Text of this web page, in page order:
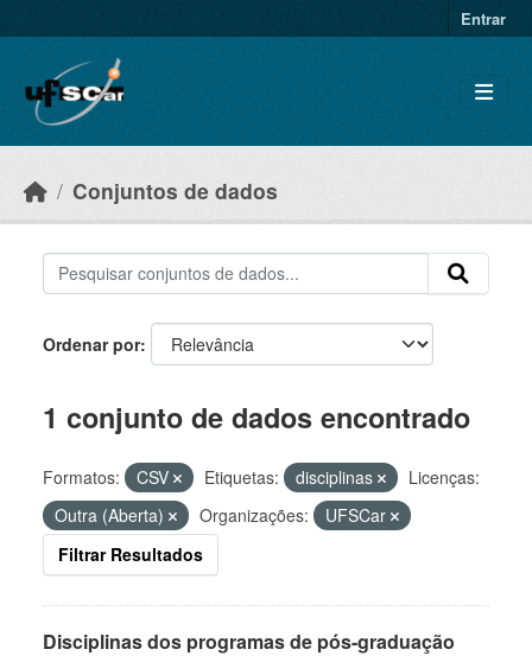
Entrar
Conjuntos de dados
Ordenar por
1 conjunto de dados encontrado
Formatos: CSV Etiquetas: disciplinas
Licenças:
Outra (Aberta)
Organizações:
UFSCar
Filtrar Resultados
Disciplinas dos programas de pós-graduação